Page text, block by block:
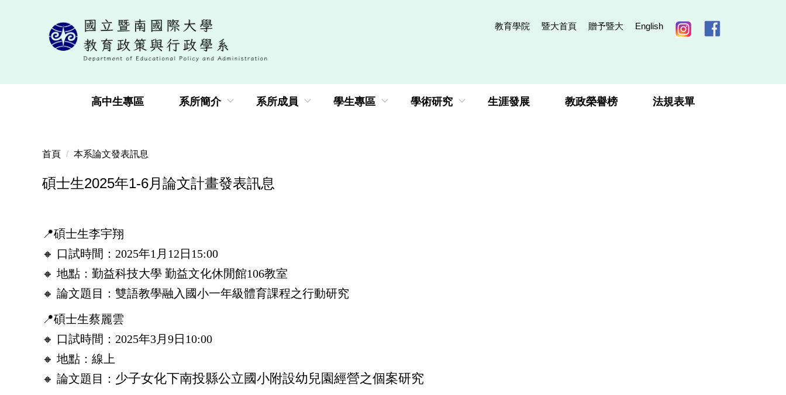
教育學院 暨大首頁 贈予暨大 English
高中生專區 系所簡介 系所成員 學生專區 學術研究 生涯發展 教政榮譽榜 法規表單
首頁 本系論文發表訊息
碩士生2025年1-6月論文計畫發表訊息
📍碩士生李宇翔
🔸 口試時間：2025年1月12日15:00
🔸 地點：勤益科技大學 勤益文化休閒館106教室
🔸 論文題目：雙語教學融入國小一年級體育課程之行動研究
📍碩士生蔡麗雲
🔸 口試時間：2025年3月9日10:00
🔸 地點：線上
🔸 論文題目： 少子女化下南投縣公立國小附設幼兒園經營之個案研究